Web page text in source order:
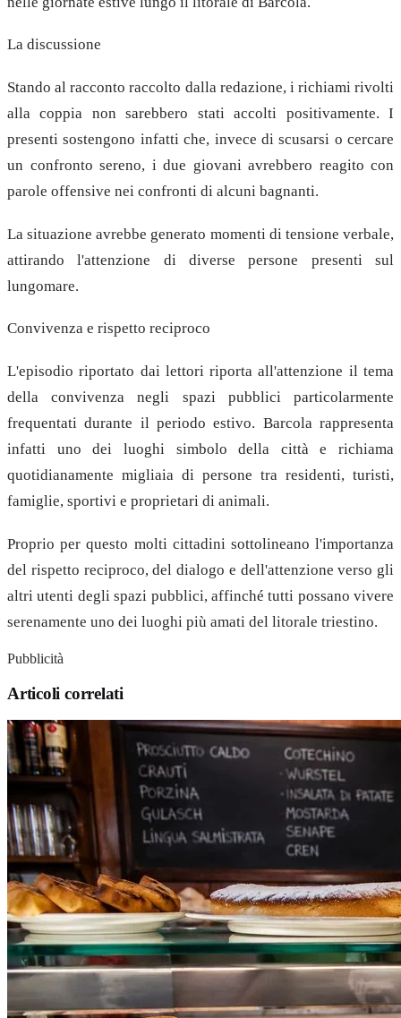
La discussione
Stando al racconto raccolto dalla redazione, i richiami rivolti
alla coppia non sarebbero stati accolti positivamente. I
presenti sostengono infatti che, invece di scusarsi o cercare
un confronto sereno, i due giovani avrebbero reagito con
parole offensive nei confronti di alcuni bagnanti.
La situazione avrebbe generato momenti di tensione verbale,
attirando l'attenzione di diverse persone presenti sul
lungomare.
Convivenza e rispetto reciproco
L'episodio riportato dai lettori riporta all'attenzione il tema
della convivenza negli spazi pubblici particolarmente
frequentati durante il periodo estivo. Barcola rappresenta
infatti uno dei luoghi simbolo della città e richiama
quotidianamente migliaia di persone tra residenti, turisti,
famiglie, sportivi e proprietari di animali.
Proprio per questo molti cittadini sottolineano l'importanza
del rispetto reciproco, del dialogo e dell'attenzione verso gli
altri utenti degli spazi pubblici, affinché tutti possano vivere
serenamente uno dei luoghi più amati del litorale triestino.
Pubblicità
Articoli correlati